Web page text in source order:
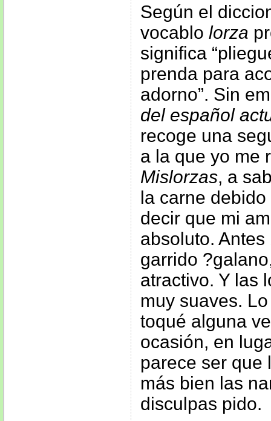
Según el
vocablo lorza
significa
prenda para
adorno”. Sin
del español
recoge una
a la que yo me
Mislorzas, a
la carne
decir que mi
absoluto.
garrido
atractivo. Y las
muy suaves.
toqué alguna
ocasión, en
parece ser que
más bien las
disculpas pido.